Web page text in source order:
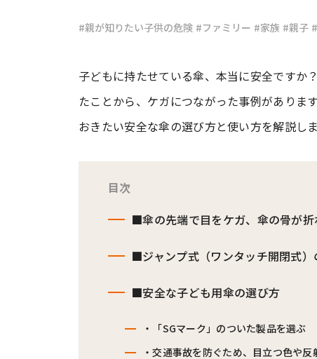
#親が知りたい子供の危険 #ファミリー #家族 #親子
子どもに持たせている傘、本当に安全ですか
たことから、ケガにつながった事例がありま
おきたい安全な傘の選び方と使い方を解説しま
目次
■傘の先端で目をケガ、傘の骨が
■ジャンプ式（ワンタッチ開閉式）
■安全な子ども用傘の選び方
・「SGマーク」のついた製品を選ぶ
・交通事故を防ぐため、目立つ色や